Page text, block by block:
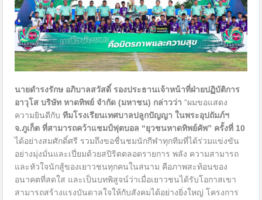
นายดำรงรักษ อภิบาลสวัสดิ์ รองประธานเจ้าหน้าที่ฝ่ายปฏิบัติการ
อาวุโส บริษัท หาดทิพย์ จำกัด (มหาชน) กล่าวว่า “ผมขอแสดง
ความยินดีกับ ทีมโรงเรียนเทศบาลปลูกปัญญา ในพระอุปถัมภ์ฯ
จ.ภูเก็ต ที่สามารถคว้าแชมป์ฟุตบอล “ยุวชนหาดทิพย์คัพ” ครั้งที่ 10
ได้อย่างสมศักดิ์ศรี รวมถึงขอชื่นชมนักกีฬาทุกทีมที่ได้ร่วมแข่งขัน
อย่างมุ่งมั่นและเปี่ยมด้วยสปิริตตลอดรายการ พลัง ความสามารถ
และหัวใจนักสู้ของเยาวชนทุกคนในสนาม คือภาพสะท้อนของ
อนาคตที่สดใส และเป็นบทพิสูจน์ว่าเมื่อเยาวชนได้รับโอกาสเขา
สามารถสร้างแรงบันดาลใจให้กับสังคมได้อย่างยิ่งใหญ่ โครงการ